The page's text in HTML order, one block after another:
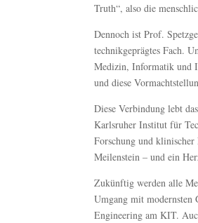
Truth“, also die
Dennoch ist Prof.
technikgeprägtes Fach.
Medizin, Informatik und
und diese
Diese Verbindung lebt
Karlsruher Institut für
Forschung und
Meilenstein – und ein
Zukünftig werden alle
Umgang mit modernsten
Engineering am KIT.